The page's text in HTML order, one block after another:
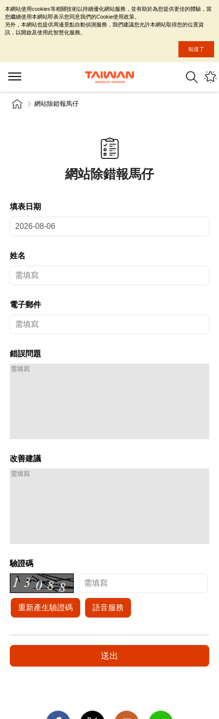
網站除錯報馬仔
網站除錯報馬仔
填表日期
姓名
電子郵件
錯誤問題
改善建議
驗證碼
重新產生驗證碼 語音服務
本網站使用cookies等相關技術以持續優化網站服務，並有助於為您提供更佳的體驗，當
您繼續使用本網站即表示您同意我們的Cookie使用政策。
另外，本網站也提供周邊景點自動偵測服務，我們建議您允許本網站取得您的位置資
訊，以開啟及使用此智慧化服務。
知道了